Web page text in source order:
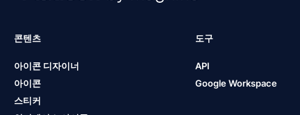
콘텐츠
아이콘 디자이너
아이콘
스티커
도구
API
Google Workspace